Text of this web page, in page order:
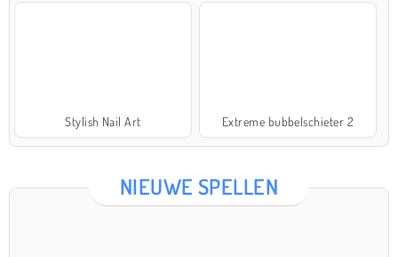
Stylish Nail Art Extreme bubbelschieter 2
NIEUWE SPELLEN